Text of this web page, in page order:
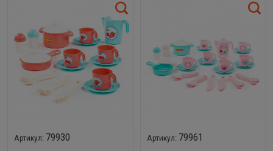
79930
79961